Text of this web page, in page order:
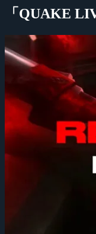
「QUAKE